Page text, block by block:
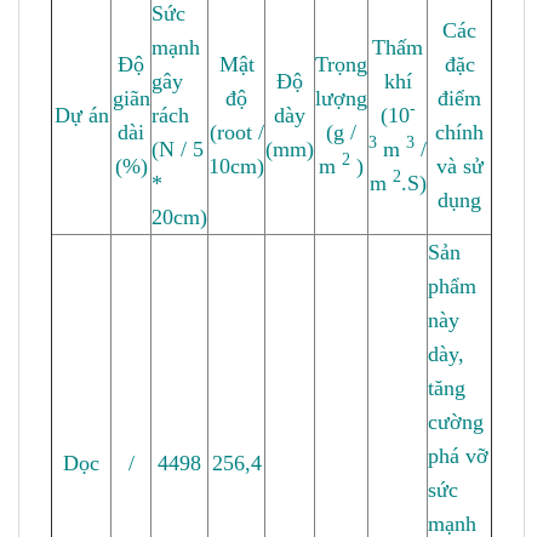
Dự án
Độ
giãn
dài
(%)
Sức
mạnh
gây
rách
(N / 5
*
20cm)
Mật
độ
(root /
10cm)
Độ
dày
(mm)
Trọng
lượng
(g /
m 2 )
Thấm
khí
(10-
3 m 3 /
m 2.S)
Các
đặc
điểm
chính
và sử
dụng
Dọc / 4498 256,4
Sản
phẩm
này
dày,
tăng
cường
phá vỡ
sức
mạnh